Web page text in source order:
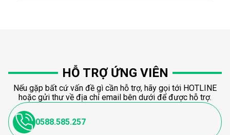
HỖ TRỢ ỨNG VIÊN
Nếu gặp bất cứ vấn đề gì cần hỗ trợ, hãy gọi tới HOTLINE
hoặc gửi thư về địa chỉ email bên dưới để được hỗ trợ.
0588.585.257